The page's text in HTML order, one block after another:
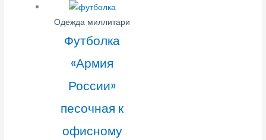
Одежда миллитари
Футболка
«Армия
России»
песочная к
офисному